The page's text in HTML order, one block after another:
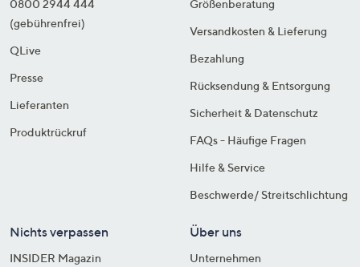
0800 2944 444
(gebührenfrei)
QLive
Presse
Lieferanten
Produktrückruf
Größenberatung
Versandkosten & Lieferung
Bezahlung
Rücksendung & Entsorgung
Sicherheit & Datenschutz
FAQs - Häufige Fragen
Hilfe & Service
Beschwerde/ Streitschlichtung
Nichts verpassen
INSIDER Magazin
Über uns
Unternehmen